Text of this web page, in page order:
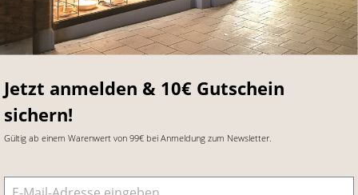
Jetzt anmelden & 10€ Gutschein
sichern!
Gültig ab einem Warenwert von 99€ bei Anmeldung zum Newsletter.
E-Mail-Adresse